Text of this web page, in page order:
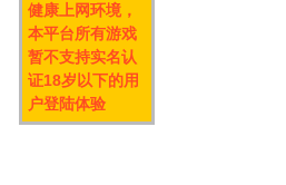
健康上网环境，
本平台所有游戏
暂不支持实名认
证18岁以下的用
户登陆体验